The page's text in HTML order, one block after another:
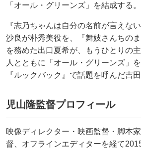
「オール・グリーンズ」を結成する。
『志乃ちゃんは自分の名前が言えな
沙良が朴秀美役を、『舞妓さんちの
を務めた出口夏希が、もうひとりの
人とともに「オール・グリーンズ」
『ルックバック』で話題を呼んだ吉
児山隆監督プロフィール
映像ディレクター・映画監督・脚本
督、オフラインエディターを経て